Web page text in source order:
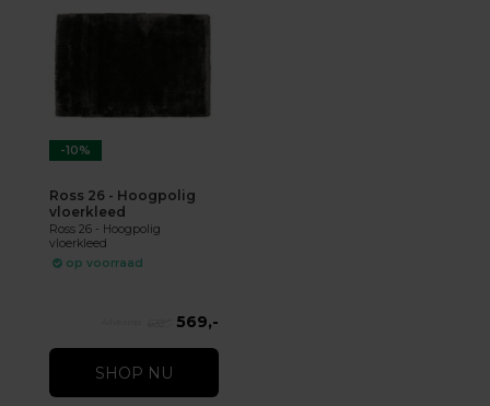
-10%
Ross 26 - Hoogpolig
vloerkleed
Ross 26 - Hoogpolig
vloerkleed
op voorraad
569,-
SHOP NU